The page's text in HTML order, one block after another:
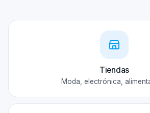
Tiendas
Moda, electrónica,